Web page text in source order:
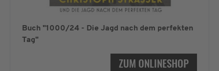
Buch "1000/24 - Die Jagd nach dem perfekten
Tag"
ZUM ONLINESHOP